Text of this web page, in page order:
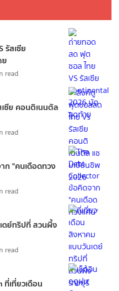
รัสเซีย
read
ซีย คอนติเนนตัล
read
ก "คนเดือดทวง
read
ดย์ทริปที่ สวนผึ้ง
read
ที่เที่ยวเดือน